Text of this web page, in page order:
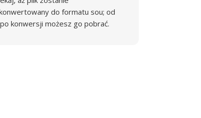
do formatu sou; od
konwersji możesz go pobrać.